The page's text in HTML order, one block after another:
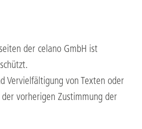
der celano GmbH ist
Vervielfältigung von Texten oder
vorherigen Zustimmung der